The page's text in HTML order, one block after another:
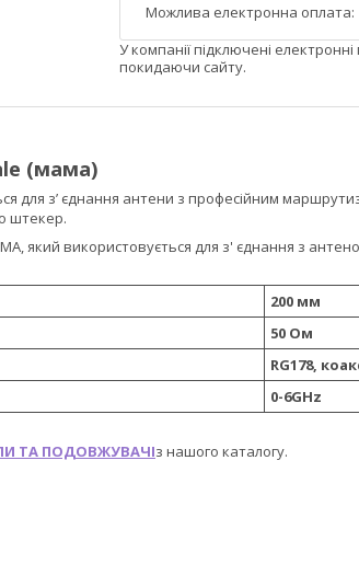
У компанії підключені
покидаючи сайту.
(мама)
для з’ єднання антени з професійним
штекер.
який використовується для з' єднання з
200 мм
50 Ом
RG178,
0-6GHz
ТА ПОДОВЖУВАЧІз нашого каталогу.